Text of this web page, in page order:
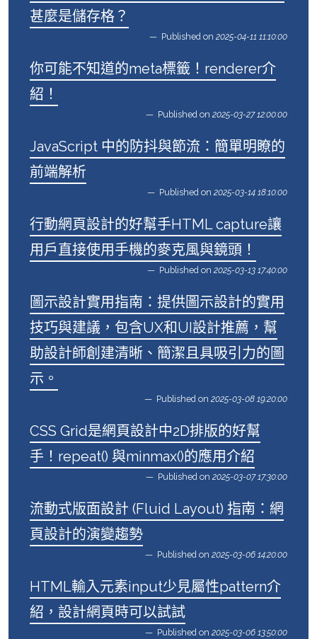
甚麼是儲存格？
Published on 2025-04-11 11:10:00
你可能不知道的meta標籤！renderer介
紹！
Published on 2025-03-27 12:00:00
JavaScript 中的防抖與節流：簡單明瞭的
前端解析
Published on 2025-03-14 18:10:00
行動網頁設計的好幫手HTML capture讓
用戶直接使用手機的麥克風與鏡頭！
Published on 2025-03-13 17:40:00
圖示設計實用指南：提供圖示設計的實用
技巧與建議，包含UX和UI設計推薦，幫
助設計師創建清晰、簡潔且具吸引力的圖
示。
Published on 2025-03-08 19:20:00
CSS Grid是網頁設計中2D排版的好幫
手！repeat() 與minmax()的應用介紹
Published on 2025-03-07 17:30:00
流動式版面設計 (Fluid Layout) 指南：網
頁設計的演變趨勢
Published on 2025-03-06 14:20:00
HTML輸入元素input少見屬性pattern介
紹，設計網頁時可以試試
Published on 2025-03-06 13:50:00